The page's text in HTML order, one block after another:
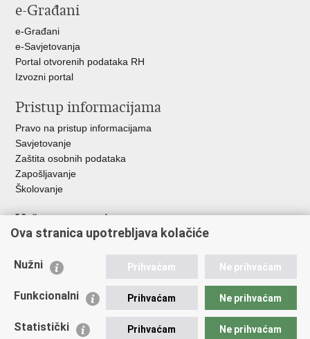
FacebookuTwitteru
e-Građani
e-Građani
e-Savjetovanja
Portal otvorenih podataka RH
Izvozni portal
Pristup informacijama
Pravo na pristup informacijama
Savjetovanje
Zaštita osobnih podataka
Zapošljavanje
Školovanje
Važne poveznice
Ministarstvo unutarnjih poslova
Udruge
Policijska akademija
Zaklada policijske solidarnosti
Ova stranica upotrebljava kolačiće
Nužni Prihvaćam Ne prihvaćam
Funkcionalni Prihvaćam Ne prihvaćam
Statistički Prihvaćam Ne prihvaćam